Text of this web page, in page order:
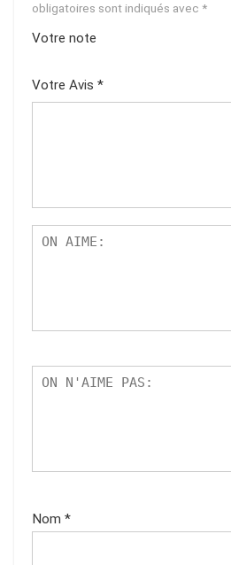
obligatoires sont indiqués avec *
Votre note
Votre Avis *
Nom *